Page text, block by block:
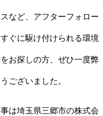
など、アフターフォロー
ぐに駆け付けられる環境
お探しの方、ぜひ一度弊
ございました。
は埼玉県三郷市の株式会